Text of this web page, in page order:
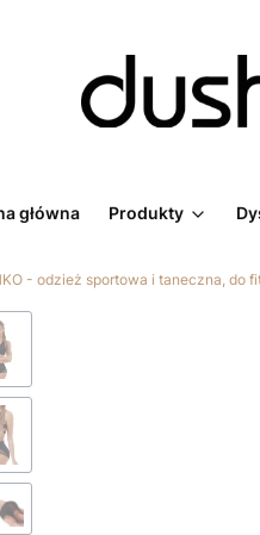
główna Produkty
- odzież sportowa i taneczna, do